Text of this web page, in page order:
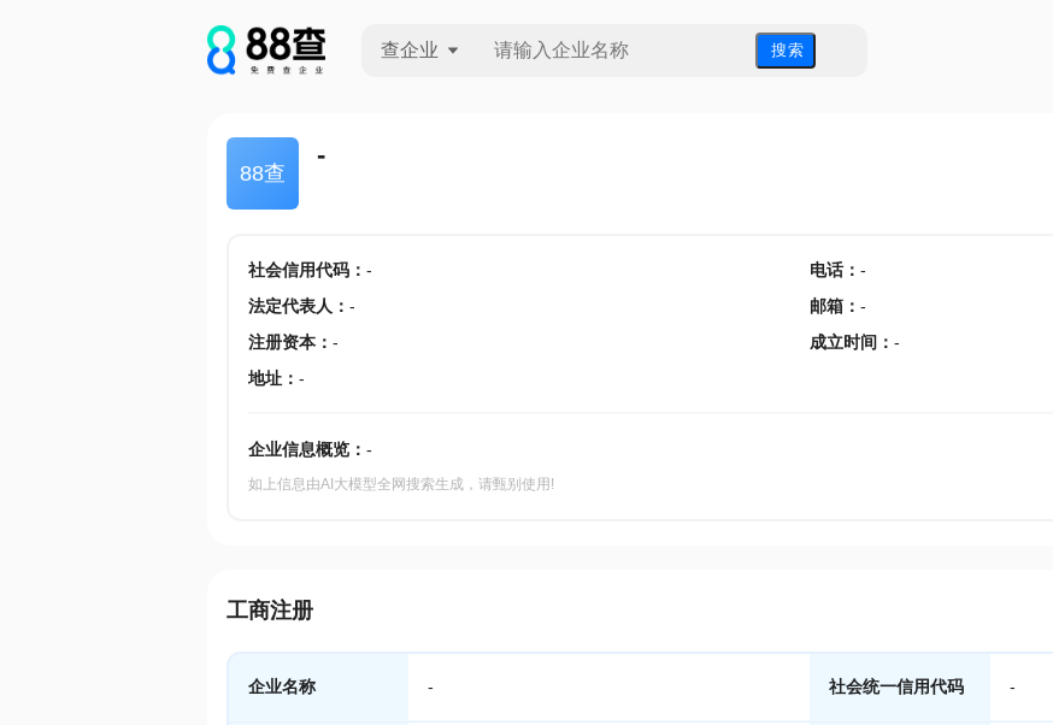
查企业 搜 索
88查
-
社会信用代码： - 电话： -
法定代表人 ： - 邮箱 ： -
注册资本： - 成立时间 ： -
地址： -
企业信息概览： -
如上信息由AI大模型全网搜索生成，请甄别使用!
工商注册
企业名称 - 社会统一信用代码 -